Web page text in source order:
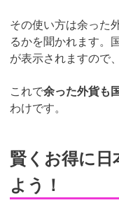
その使い方は余った
るかを聞かれます。
が表示されますので
これで余った外貨も
わけです。
賢くお得に日
よう！